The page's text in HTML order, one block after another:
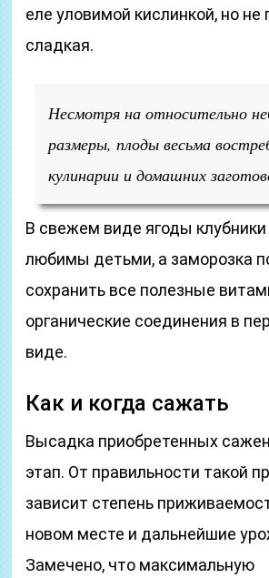
еле уловимой кислинкой, но не
сладкая.
Несмотря на относительно
размеры, плоды весьма
кулинарии и домашних
В свежем виде ягоды клубники
любимы детьми, а заморозка
сохранить все полезные
органические соединения в
виде.
Как и когда сажать
Высадка приобретенных
этап. От правильности такой
зависит степень
новом месте и дальнейшие
Замечено, что максимальную